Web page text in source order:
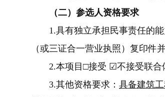
（二） 参选人资格要求
1.具有独立承担民事责任的
（或三证合一营业执照）复印件
2.本项目□接受 ☑不接受联合
3.其他资格要求： 具备建筑